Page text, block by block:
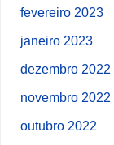
fevereiro 2023
janeiro 2023
dezembro 2022
novembro 2022
outubro 2022